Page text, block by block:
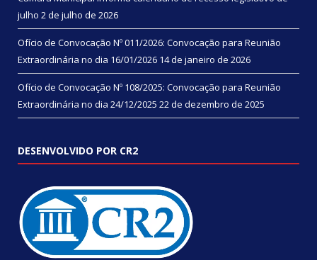
julho 2 de julho de 2026
Ofício de Convocação Nº 011/2026: Convocação para Reunião
Extraordinária no dia 16/01/2026 14 de janeiro de 2026
Ofício de Convocação Nº 108/2025: Convocação para Reunião
Extraordinária no dia 24/12/2025 22 de dezembro de 2025
DESENVOLVIDO POR CR2